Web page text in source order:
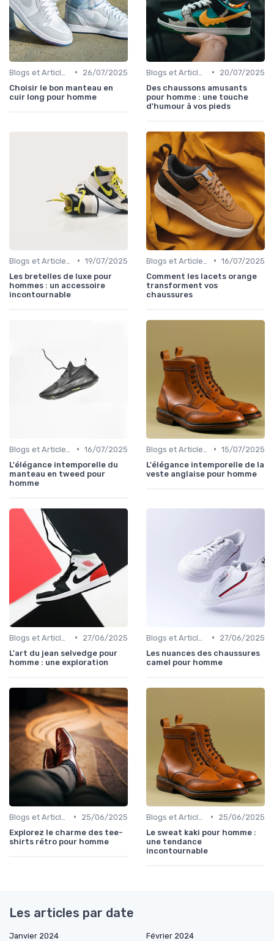
•
26/07/2025
Choisir le bon manteau en
cuir long pour homme
•
20/07/2025
Des chaussons amusants
pour homme : une touche
d'humour à vos pieds
• 19/07/2025
Les bretelles de luxe pour
hommes : un accessoire
incontournable
• 16/07/2025
Comment les lacets orange
transforment vos
chaussures
• 16/07/2025
L'élégance intemporelle du
manteau en tweed pour
homme
• 15/07/2025
L'élégance intemporelle de la
veste anglaise pour homme
•
27/06/2025
L'art du jean selvedge pour
homme : une exploration
•
27/06/2025
Les nuances des chaussures
camel pour homme
•
25/06/2025
Explorez le charme des tee-
shirts rétro pour homme
•
25/06/2025
Le sweat kaki pour homme :
une tendance
incontournable
Les articles par date
Janvier 2024
Février 2024